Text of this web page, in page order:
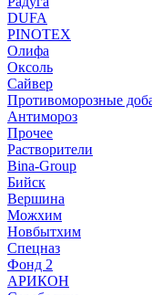
DUFA
PINOTEX
Олифа
Оксоль
Сайвер
Противоморозные
Антимороз
Прочее
Растворители
Bina-Group
Бийск
Вершина
Можхим
Новбытхим
Спецназ
Фонд 2
АРИКОН